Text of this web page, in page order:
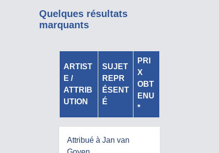
Quelques résultats
marquants
ARTIST
E /
ATTRIB
UTION
SUJET
REPR
ÉSENT
É
PRI
X
OBT
ENU
*
Attribué à Jan van